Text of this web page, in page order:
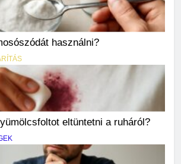
használni?
eltüntetni a ruháról?